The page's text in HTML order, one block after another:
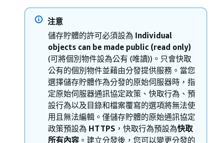
注意
儲存貯體的許可必須設為 Individual
objects can be made public (read only)
(可將個別物件設為公有 (唯讀))。只會快取
公有的個別物件並藉由分發提供服務。當您
選擇儲存貯體作為分發的原始伺服器時，指
定原始伺服器通訊協定政策、快取行為、預
設行為以及目錄和檔案覆寫的選項將無法使
用且無法編輯。僅儲存貯體的原始通訊協定
政策預設為 HTTPS ，快取行為預設為快取
所有內容 。建立分發後，您可以變更分發的